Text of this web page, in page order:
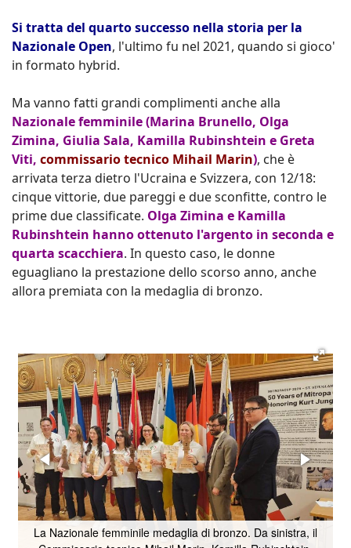
Si tratta del quarto successo nella storia per la
Nazionale Open, l'ultimo fu nel 2021, quando si gioco'
in formato hybrid.
Ma vanno fatti grandi complimenti anche alla
Nazionale femminile (Marina Brunello, Olga
Zimina, Giulia Sala, Kamilla Rubinshtein e Greta
Viti, commissario tecnico Mihail Marin), che è
arrivata terza dietro l'Ucraina e Svizzera, con 12/18:
cinque vittorie, due pareggi e due sconfitte, contro le
prime due classificate. Olga Zimina e Kamilla
Rubinshtein hanno ottenuto l'argento in seconda e
quarta scacchiera. In questo caso, le donne
eguagliano la prestazione dello scorso anno, anche
allora premiata con la medaglia di bronzo.
La Nazionale femminile medaglia di bronzo. Da sinistra, il